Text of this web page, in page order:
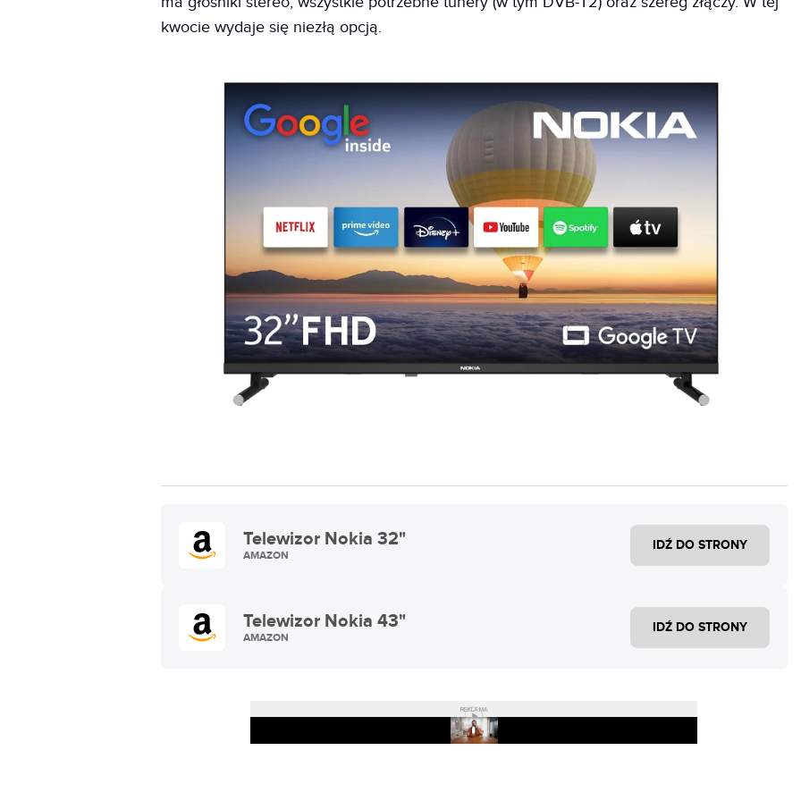
kwocie wydaje się niezłą opcją.
Telewizor Nokia 32"
AMAZON
IDŹ DO STRONY
Telewizor Nokia 43"
AMAZON
IDŹ DO STRONY
REKLAMA
Play